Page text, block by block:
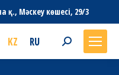
қ., Мәскеу көшесі, 29/3
KZ RU Search: